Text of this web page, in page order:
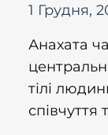
1 Грудня,
Анахата
тілі
співчуття